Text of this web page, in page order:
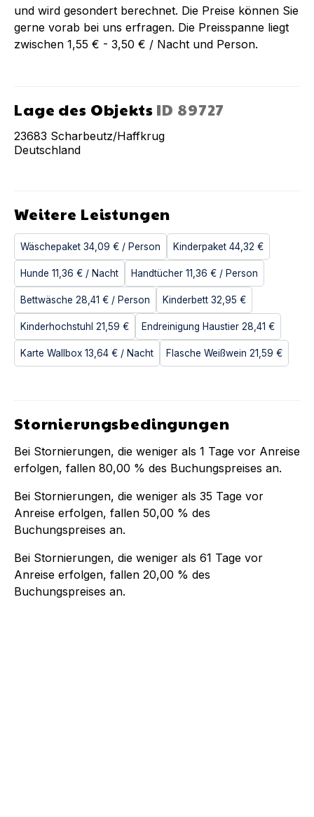
und wird gesondert berechnet. Die Preise können Sie
gerne vorab bei uns erfragen. Die Preisspanne liegt
zwischen 1,55 € - 3,50 € / Nacht und Person.
Lage des Objekts ID 89727
23683 Scharbeutz/Haffkrug
Deutschland
Weitere Leistungen
Wäschepaket 34,09 € / Person Kinderpaket 44,32 €
Hunde 11,36 € / Nacht Handtücher 11,36 € / Person
Bettwäsche 28,41 € / Person Kinderbett 32,95 €
Kinderhochstuhl 21,59 € Endreinigung Haustier 28,41 €
Karte Wallbox 13,64 € / Nacht Flasche Weißwein 21,59 €
Stornierungsbedingungen
Bei Stornierungen, die weniger als 1 Tage vor Anreise
erfolgen, fallen 80,00 % des Buchungspreises an.
Bei Stornierungen, die weniger als 35 Tage vor
Anreise erfolgen, fallen 50,00 % des
Buchungspreises an.
Bei Stornierungen, die weniger als 61 Tage vor
Anreise erfolgen, fallen 20,00 % des
Buchungspreises an.